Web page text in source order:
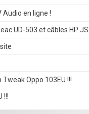
Audio en ligne !
UD-503 et câbles HP
Oppo 103EU !!!
!!!